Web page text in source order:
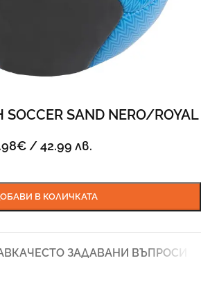
SOCCER SAND NERO/ROYAL
€/ 42.99 лв.
В КОЛИЧКАТА
ЧЕСТО ЗАДАВАНИ ВЪПРОСИ